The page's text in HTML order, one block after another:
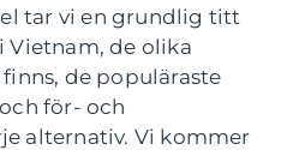
tar vi en grundlig titt
Vietnam, de olika
de populäraste
för- och
alternativ. Vi kommer